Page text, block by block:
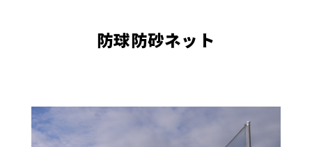
防球防砂ネット